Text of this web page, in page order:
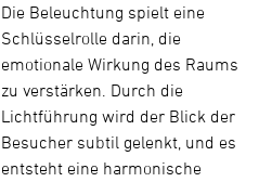
Die Beleuchtung spielt eine
Schlüsselrolle darin, die
emotionale Wirkung des Raums
zu verstärken. Durch die
Lichtführung wird der Blick der
Besucher subtil gelenkt, und es
entsteht eine harmonische